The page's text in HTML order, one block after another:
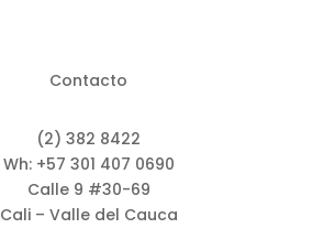
Contacto
(2) 382 8422
Wh: +57 301 407 0690
Calle 9 #30-69
Cali – Valle del Cauca